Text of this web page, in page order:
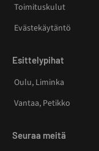
Toimituskulut
Evästekäytäntö
Esittelypihat
Oulu, Liminka
Vantaa, Petikko
Seuraa meitä